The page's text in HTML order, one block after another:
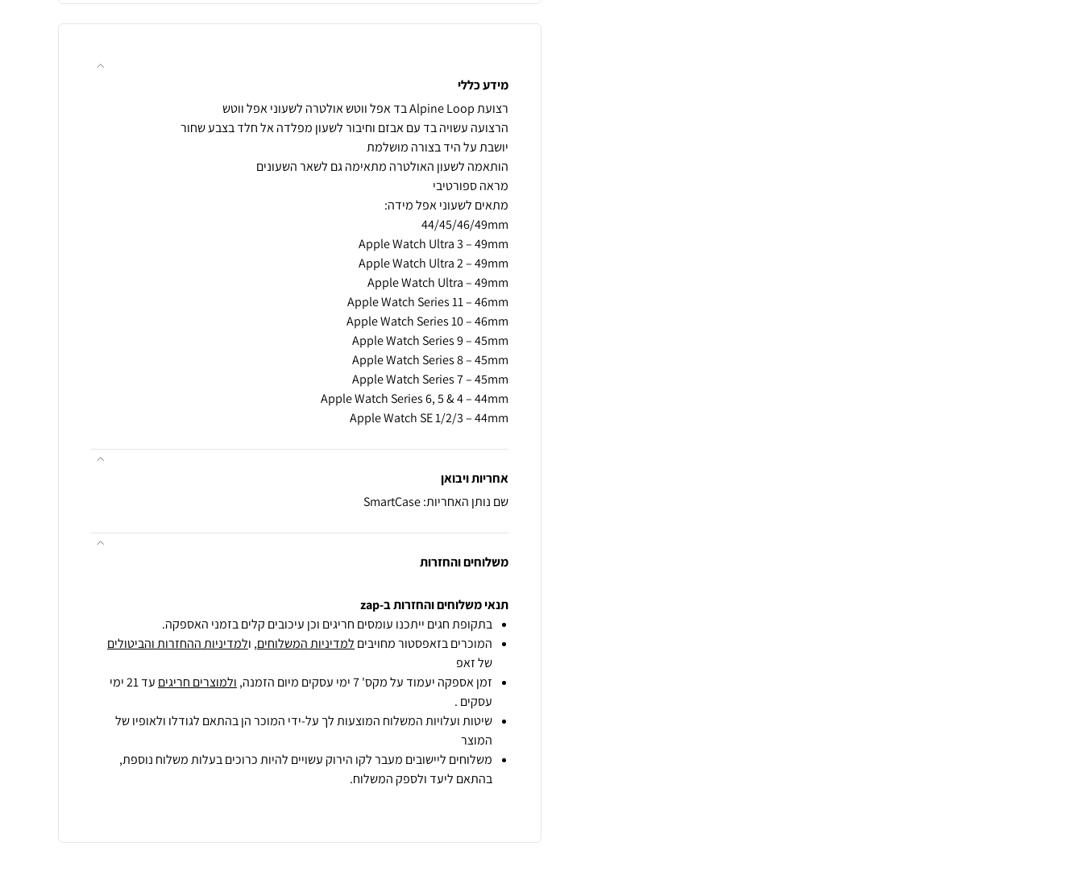
מידע כללי
Apple Watch SE 1/2/3 – 44mm
אחריות ויבואן
שם נותן האחריות: SmartCase
משלוחים והחזרות
תנאי משלוחים והחזרות ב-zap
בתקופת חגים ייתכנו עומסים חריגים וכן עיכובים קלים בזמני האספקה.
המוכרים בזאפסטור מחויבים למדיניות המשלוחים, ולמדיניות ההחזרות והביטולים
של זאפ
זמן אספקה יעמוד על מקס' 7 ימי עסקים מיום הזמנה,
ולמוצרים חריגים
עד 21 ימי
עסקים .
שיטות ועלויות המשלוח המוצעות לך על-ידי המוכר הן בהתאם לגודלו ולאופיו של
המוצר
משלוחים ליישובים מעבר לקו הירוק עשויים להיות כרוכים בעלות משלוח נוספת,
בהתאם ליעד ולספק המשלוח.